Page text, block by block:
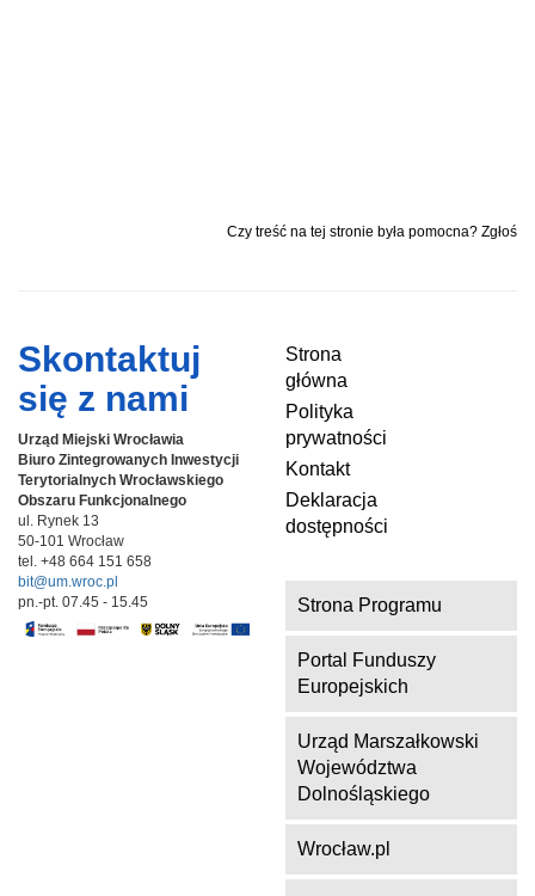
Czy treść na tej stronie była pomocna? Zgłoś
Skontaktuj
się z nami
Urząd Miejski Wrocławia
Biuro Zintegrowanych Inwestycji
Terytorialnych Wrocławskiego
Obszaru Funkcjonalnego
ul. Rynek 13
50-101 Wrocław
tel. +48 664 151 658
bit@um.wroc.pl
pn.-pt. 07.45 - 15.45
Strona
główna
Polityka
prywatności
Kontakt
Deklaracja
dostępności
Strona Programu
Portal Funduszy
Europejskich
Urząd Marszałkowski
Województwa
Dolnośląskiego
Wrocław.pl